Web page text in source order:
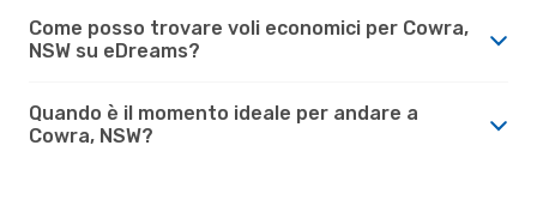
Come posso trovare voli economici per Cowra,
NSW su eDreams?
Quando è il momento ideale per andare a
Cowra, NSW?